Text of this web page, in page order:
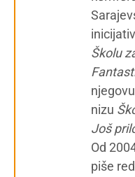
Školu
nizu
Još
Od
piše